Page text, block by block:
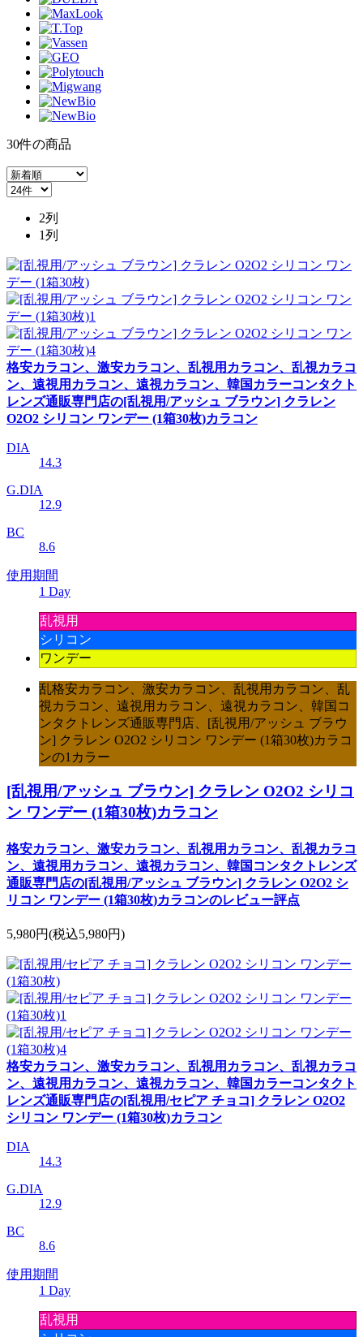
30件の商品
2列
1列
格安カラコン、激安カラコン、乱視用カラコン、乱視カラコ
ン、遠視用カラコン、遠視カラコン、韓国カラーコンタクト
レンズ通販専門店の[乱視用/アッシュ ブラウン] クラレン
O2O2 シリコン ワンデー (1箱30枚)カラコン
DIA
14.3
G.DIA
12.9
BC
8.6
使用期間
1 Day
乱視用
シリコン
ワンデー
乱格安カラコン、激安カラコン、乱視用カラコン、乱
視カラコン、遠視用カラコン、遠視カラコン、韓国コ
ンタクトレンズ通販専門店、[乱視用/アッシュ ブラウ
ン] クラレン O2O2 シリコン ワンデー (1箱30枚)カラコ
ンの1カラー
[乱視用/アッシュ ブラウン] クラレン O2O2 シリコ
ン ワンデー (1箱30枚)カラコン
格安カラコン、激安カラコン、乱視用カラコン、乱視カラコ
ン、遠視用カラコン、遠視カラコン、韓国コンタクトレンズ
通販専門店の[乱視用/アッシュ ブラウン] クラレン O2O2 シ
リコン ワンデー (1箱30枚)カラコンのレビュー評点
5,980円(税込5,980円)
格安カラコン、激安カラコン、乱視用カラコン、乱視カラコ
ン、遠視用カラコン、遠視カラコン、韓国カラーコンタクト
レンズ通販専門店の[乱視用/セピア チョコ] クラレン O2O2
シリコン ワンデー (1箱30枚)カラコン
DIA
14.3
G.DIA
12.9
BC
8.6
使用期間
1 Day
乱視用